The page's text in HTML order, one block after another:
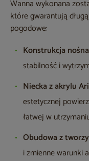
Wanna wykonana
które gwarantują
pogodowe:
Konstrukcja
stabilność i
Niecka z akrylu
estetycznej
łatwej w
Obudowa z
i zmienne warunki